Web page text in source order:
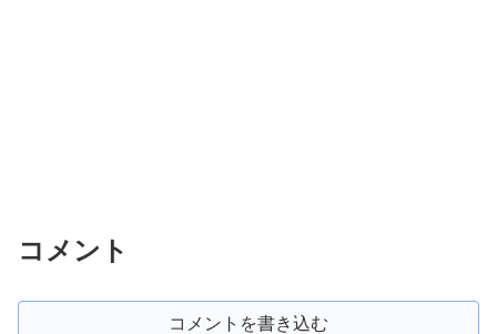
コメント
コメントを書き込む